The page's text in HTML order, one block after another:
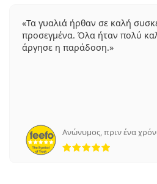
Τα γυαλιά ήρθαν σε καλή
προσεγμένα. Όλα ήταν πολύ
άργησε η παράδοση.
Ανώνυμος,πριν ένα
5